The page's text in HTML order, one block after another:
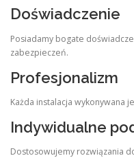
Doświadczenie
Posiadamy bogate
zabezpieczeń.
Profesjonalizm
Każda instalacja wykonywana
Indywidualne
Dostosowujemy rozwiązania